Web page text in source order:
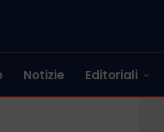
Notizie Editoriali